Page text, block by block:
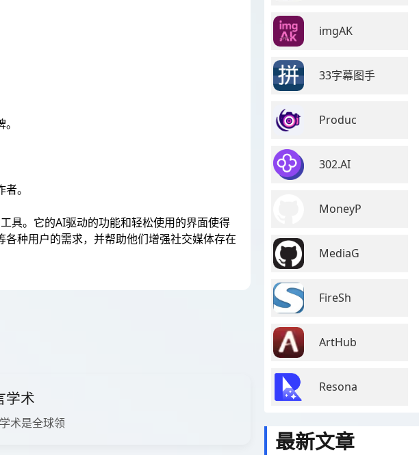
。
具。它的AI驱动的功能和轻松使用的界面使得
种用户的需求，并帮助他们增强社交媒体存在
学术
术是全球领
imgAK
33字幕图手
Produc
302.AI
MoneyP
MediaG
FireSh
ArtHub
Resona
最新文章